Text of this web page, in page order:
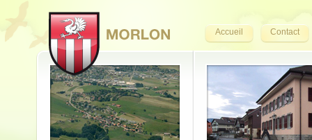
Accueil Contact